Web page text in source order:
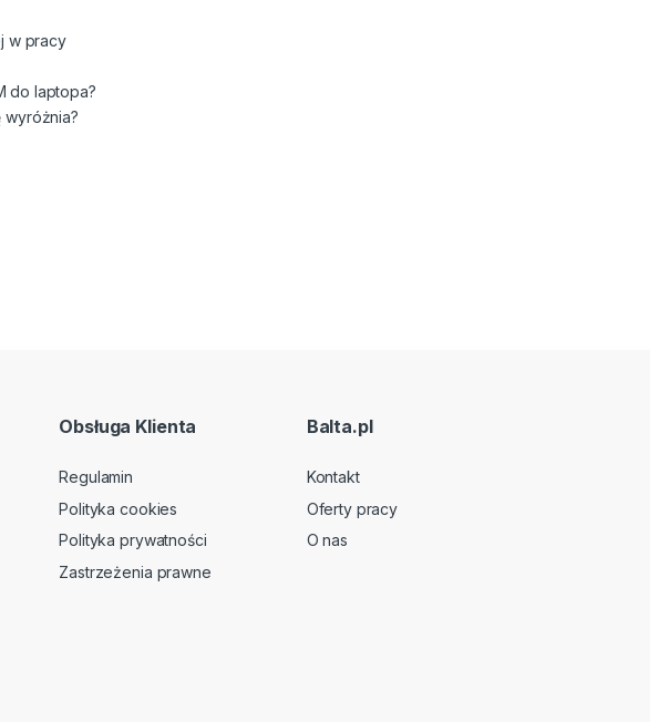
w pracy
do laptopa?
wyróżnia?
Obsługa Klienta
Regulamin
Polityka cookies
Polityka prywatności
Zastrzeżenia prawne
Balta.pl
Kontakt
Oferty pracy
O nas